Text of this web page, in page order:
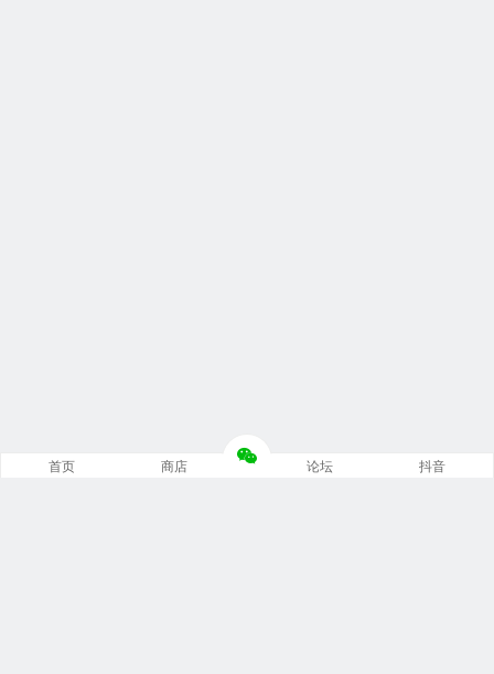
首页 商店 论坛 抖音